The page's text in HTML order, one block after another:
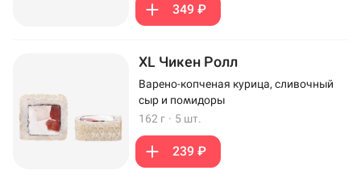
349 ₽
XL Чикен Ролл
Варено-копченая курица, сливочный
сыр и помидоры
162 г · 5 шт.
239 ₽